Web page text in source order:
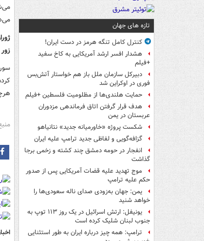
تازه های جهان
کنترل کامل تنگه هرمز در دست ایران!
هشدار افسر ارشد آمریکایی به کاخ سفید
+فیلم
دبیرکل سازمان ملل باز هم خواستار آتش‌بس
فوری در اوکراین شد
حمایت هلندی‌ها از مظلومیت فلسطین +فیلم
هدف قرار گرفتن اتاق‌ فرماندهی مزدوران
عربستان در یمن
شکست پروژه «خاورمیانه جدید» نتانیاهو
گزافه‌گویی و لفاظی جدید ترامپ علیه ایران
انفجار در حومه دمشق چند کشته و زخمی برجا
گذاشت
موج تهدید علیه قضات آمریکایی پس از صدور
حکم علیه ترامپ
یمن: جهان به‌زودی صدای ناله سعودی‌ها را
خواهد شنید
یونیفل: ارتش اسرائیل در یک روز ۱۱۳ توپ به
جنوب لبنان شلیک کرده است
ترامپ: همه چیز درباره ایران به طور استثنایی